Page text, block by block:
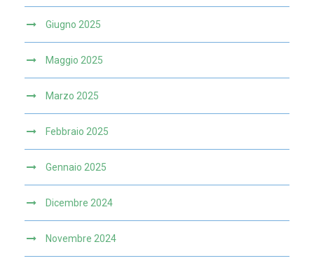
Giugno 2025
Maggio 2025
Marzo 2025
Febbraio 2025
Gennaio 2025
Dicembre 2024
Novembre 2024